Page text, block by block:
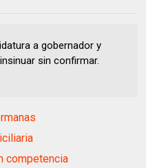
a gobernador y
sin confirmar.
competencia